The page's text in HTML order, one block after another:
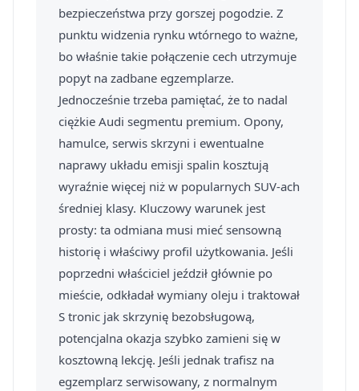
bezpieczeństwa przy gorszej pogodzie. Z
punktu widzenia rynku wtórnego to ważne,
bo właśnie takie połączenie cech utrzymuje
popyt na zadbane egzemplarze.
Jednocześnie trzeba pamiętać, że to nadal
ciężkie Audi segmentu premium. Opony,
hamulce, serwis skrzyni i ewentualne
naprawy układu emisji spalin kosztują
wyraźnie więcej niż w popularnych SUV-ach
średniej klasy. Kluczowy warunek jest
prosty: ta odmiana musi mieć sensowną
historię i właściwy profil użytkowania. Jeśli
poprzedni właściciel jeździł głównie po
mieście, odkładał wymiany oleju i traktował
S tronic jak skrzynię bezobsługową,
potencjalna okazja szybko zamieni się w
kosztowną lekcję. Jeśli jednak trafisz na
egzemplarz serwisowany, z normalnym